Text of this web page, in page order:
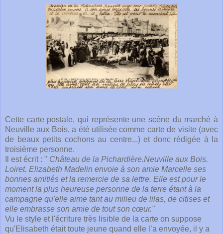
Cette carte postale, qui représente une scène du marché à
Neuville aux Bois, a été utilisée comme carte de visite (avec
de beaux petits cochons au centre...) et donc rédigée à la
troisième personne.
Il est écrit : " Château de la Pichardière.Neuville aux Bois.
Loiret. Elizabeth Madelin envoie à son amie Marcelle ses
bonnes amitiés et la remercie de sa lettre. Elle est pour le
moment la plus heureuse personne de la terre étant à la
campagne qu'elle aime tant au milieu de lilas, de citises et
elle embrasse son amie de tout son cœur."
Vu le style et l'écriture très lisible de la carte on suppose
qu'Elisabeth était toute jeune quand elle l’a envoyée, il y a